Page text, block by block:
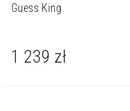
Guess King
1 239 zł